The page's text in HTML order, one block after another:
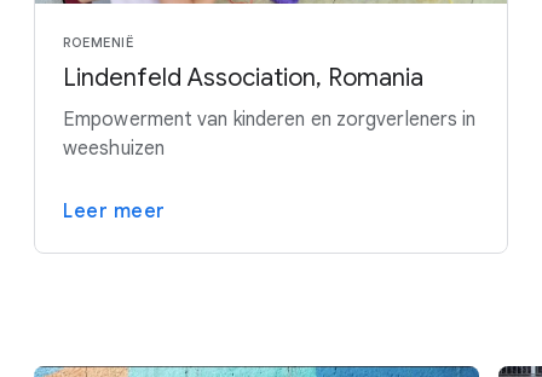
ROEMENIË
Lindenfeld Association, Romania
Empowerment van kinderen en zorgverleners in
weeshuizen
Leer meer